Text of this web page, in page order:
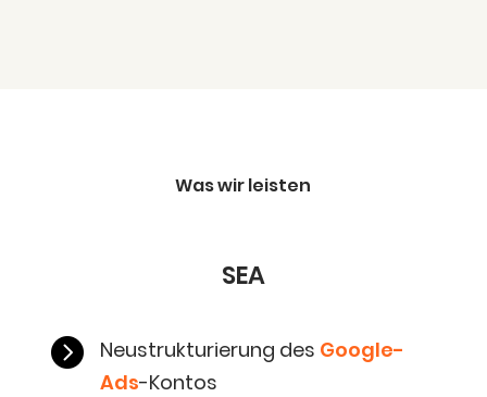
Was wir leisten
SEA
 Neu­struk­tu­rie­rung des Goog­le-
Ads-Kon­tos